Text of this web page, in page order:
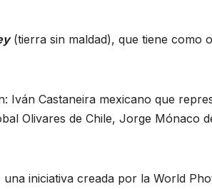
(tierra sin maldad), que tiene como
Iván Castaneira mexicano que
Olivares de Chile, Jorge Mónaco
una iniciativa creada por la World